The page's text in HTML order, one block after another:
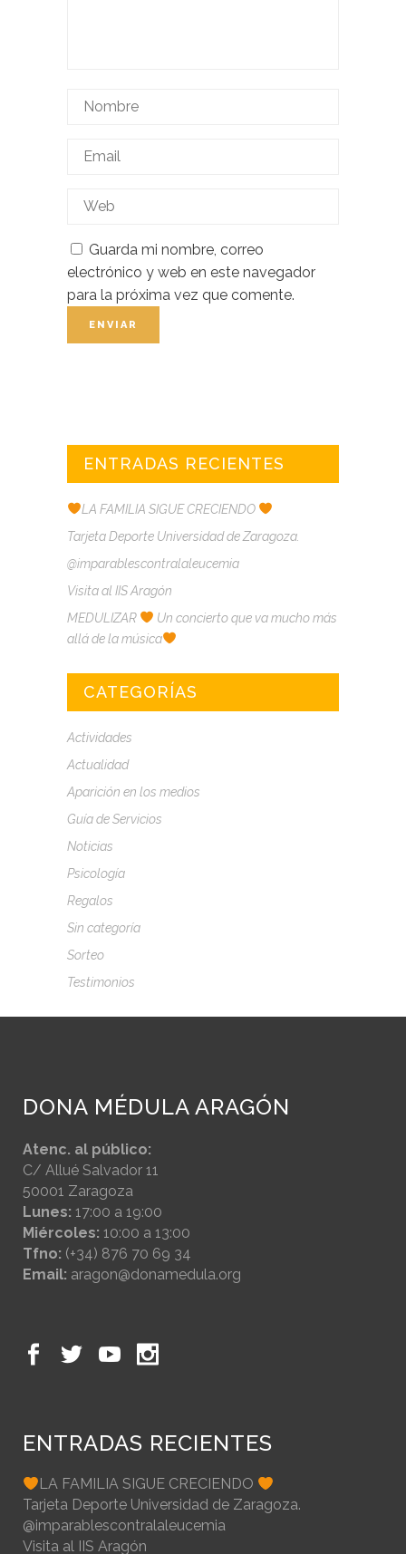
Guarda mi nombre, correo
electrónico y web en este navegador
para la próxima vez que comente.
ENTRADAS RECIENTES
LA FAMILIA SIGUE CRECIENDO
Tarjeta Deporte Universidad de Zaragoza.
@imparablescontralaleucemia
Visita al IIS Aragón
MEDULIZAR
Un concierto que va mucho más
allá de la música
CATEGORÍAS
Actividades
Actualidad
Aparición en los medios
Guía de Servicios
Noticias
Psicología
Regalos
Sin categoría
Sorteo
Testimonios
DONA MÉDULA ARAGÓN
Atenc. al público:
C/ Allué Salvador 11
50001 Zaragoza
Lunes: 17:00 a 19:00
Miércoles: 10:00 a 13:00
Tfno: (+34) 876 70 69 34
Email: aragon@donamedula.org
ENTRADAS RECIENTES
LA FAMILIA SIGUE CRECIENDO
Tarjeta Deporte Universidad de Zaragoza.
@imparablescontralaleucemia
Visita al IIS Aragón